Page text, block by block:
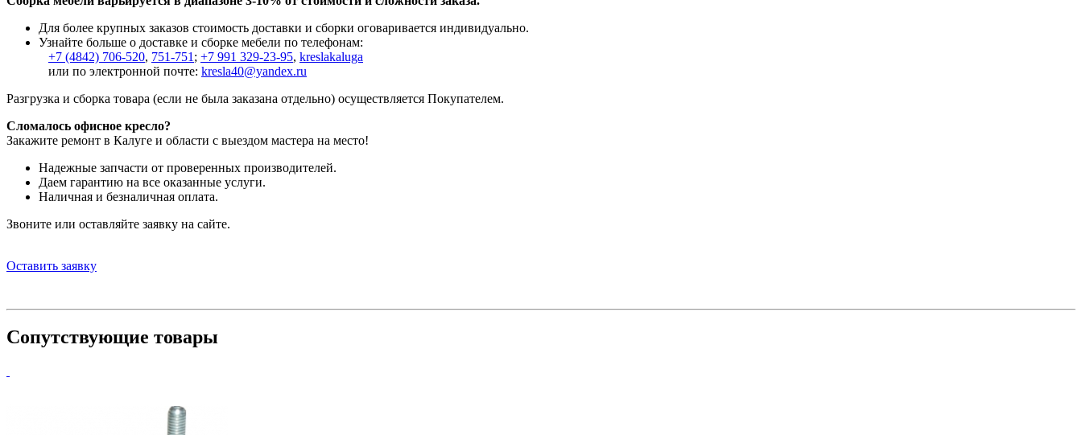
Для более крупных заказов стоимость доставки и сборки оговаривается индивидуально.
Узнайте больше о доставке и сборке мебели по телефонам:
+7 (4842) 706-520, 751-751 ; +7 991 329-23-95, kreslakaluga
или по электронной почте: kresla40@yandex.ru
Разгрузка и сборка товара (если не была заказана отдельно) осуществляется Покупателем.
Сломалось офисное кресло?
Закажите ремонт в Калуге и области с выездом мастера на место!
Надежные запчасти от проверенных производителей.
Даем гарантию на все оказанные услуги.
Наличная и безналичная оплата.
Звоните или оставляйте заявку на сайте.
Оставить заявку
Сопутствующие товары